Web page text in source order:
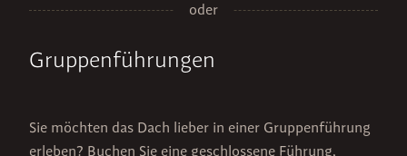
oder
Gruppenführungen
Sie möchten das Dach lieber in einer Gruppenführung
erleben? Buchen Sie eine geschlossene Führung,